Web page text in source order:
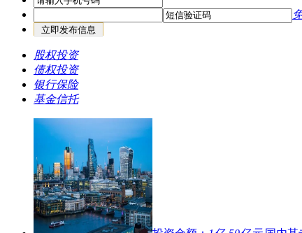
[基金信托]（矿产）地金网矿权交易平台：各类矿权转
资合作、交易操盘手申请；欢迎合作12-30
[基金信托
不良资产收购
[基金信托
区优先）10-15
[债权投资
（5000万起）
基金信托
（城市更新基金）千亿级城市更新产业基金
荐（数据更新） 07-27
[债权投资]（保证金过桥）针对国内百强房企、上市公
保证金融资07-20
[基金信托]（外资招商引资可以直投）外资招商背景下
浙江、安徽等地区的项目外资配资
股权投资
债权投资
银行保险
基金信托